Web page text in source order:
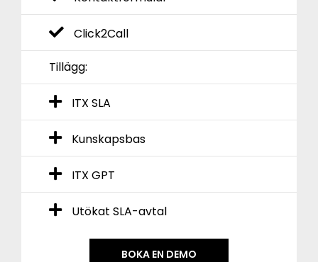
Click2Call
Tillägg:
ITX SLA
Kunskapsbas
ITX GPT
Utökat SLA-avtal
BOKA EN DEMO